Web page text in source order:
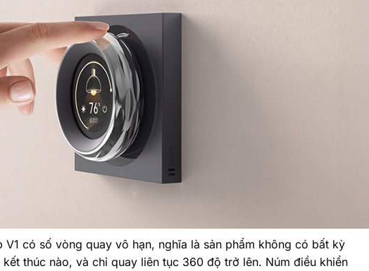
V1 có số vòng quay vô hạn, nghĩa là sản phẩm không có bất kỳ
thúc nào, và chỉ quay liên tục 360 độ trở lên. Núm điều khiển